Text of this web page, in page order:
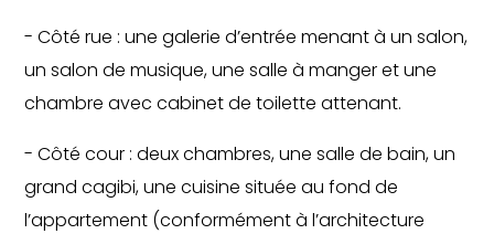
- Côté rue : une galerie d’entrée menant à un salon,
un salon de musique, une salle à manger et une
chambre avec cabinet de toilette attenant.
- Côté cour : deux chambres, une salle de bain, un
grand cagibi, une cuisine située au fond de
l’appartement (conformément à l’architecture